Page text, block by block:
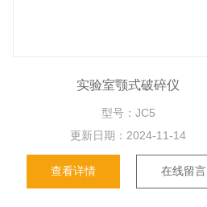
实验室颚式破碎仪
型号：JC5
更新日期： 2024-11-14
查看详情 在线留言